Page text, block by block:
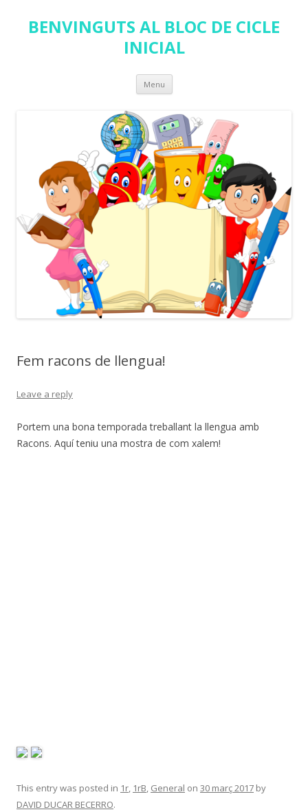
BENVINGUTS AL BLOC DE CICLE
INICIAL
Menu Skip
content
Fem racons de llengua!
Leave a reply
Portem una bona temporada treballant la llengua amb
Racons. Aquí teniu una mostra de com xalem!
This entry was posted in 1r, 1rB, General on 30 març 2017 by
DAVID DUCAR BECERRO.